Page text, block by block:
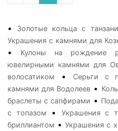
• Золотые кольца с
Украшения с камнями для
• Кулоны на рождение
ювелирными камнями для
волосатиком
• Серьги с
камнями для Водолеев •
браслеты с сапфирами •
с топазом
• Украшения с
бриллиантом •Украшения с